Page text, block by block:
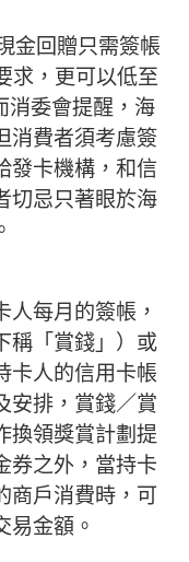
金回贈只需簽帳
求，更可以低至
消委會提醒，海
消費者須考慮簽
發卡機構，和信
切忌只著眼於海
每月的簽帳，
稱「賞錢」）或
卡人的信用卡帳
安排，賞錢／賞
換領獎賞計劃提
券之外，當持卡
商戶消費時，可
易金額。